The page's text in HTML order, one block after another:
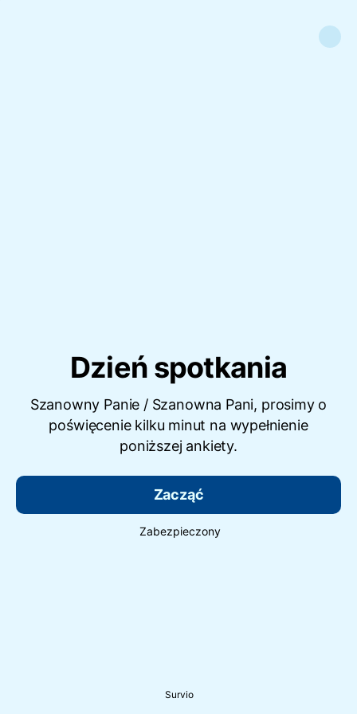
Dzień spotkania
Szanowny Panie / Szanowna Pani, prosimy o
poświęcenie kilku minut na wypełnienie
poniższej ankiety.
Zacząć
Zabezpieczony
Survio